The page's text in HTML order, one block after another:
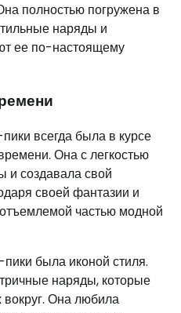
полностью погружена в
наряды и
ее по-настоящему
всегда была в курсе
Она с легкостью
и создавала свой
своей фантазии и
частью модной
была иконой стиля.
наряды, которые
Она любила